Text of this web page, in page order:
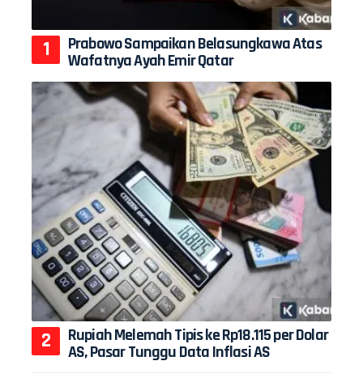
Prabowo Sampaikan Belasungkawa Atas
Wafatnya Ayah Emir Qatar
Rupiah Melemah Tipis ke Rp18.115 per Dolar
AS, Pasar Tunggu Data Inflasi AS